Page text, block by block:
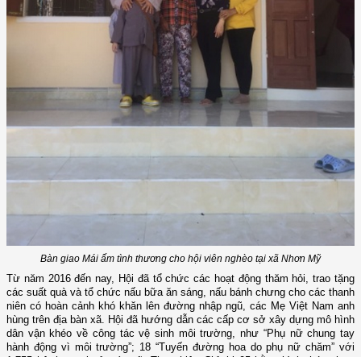
Bàn giao Mái ấm tình thương cho hội viên nghèo tại xã Nhơn Mỹ
Từ năm 2016 đến nay, Hội đã tổ chức các hoạt động thăm hỏi, trao tặng
các suất quà và tổ chức nấu bữa ăn sáng, nấu bánh chưng cho các thanh
niên có hoàn cảnh khó khăn lên đường nhập ngũ, các Mẹ Việt Nam anh
hùng trên địa bàn xã. Hội đã hướng dẫn các cấp cơ sở xây dựng mô hình
dân vận khéo về công tác vệ sinh môi trường, như “Phụ nữ chung tay
hành động vì môi trường”; 18 “Tuyến đường hoa do phụ nữ chăm” với